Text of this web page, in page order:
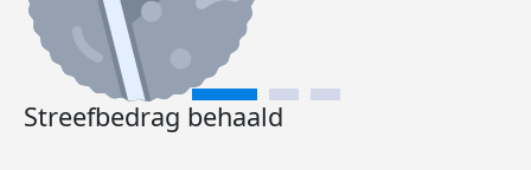
Streefbedrag behaald